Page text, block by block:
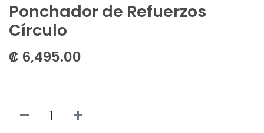
Ponchador de Refuerzos
Círculo
₡ 6,495.00